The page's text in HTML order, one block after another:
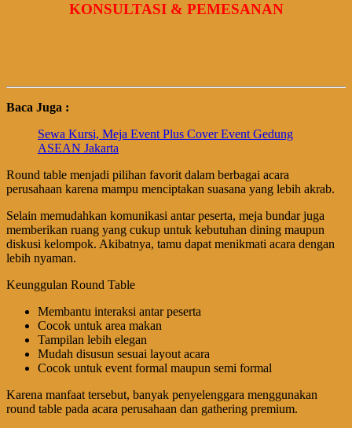
KONSULTASI & PEMESANAN
Baca Juga :
Sewa Kursi, Meja Event Plus Cover Event Gedung
ASEAN Jakarta
Round table menjadi pilihan favorit dalam berbagai acara
perusahaan karena mampu menciptakan suasana yang lebih akrab.
Selain memudahkan komunikasi antar peserta, meja bundar juga
memberikan ruang yang cukup untuk kebutuhan dining maupun
diskusi kelompok. Akibatnya, tamu dapat menikmati acara dengan
lebih nyaman.
Keunggulan Round Table
Membantu interaksi antar peserta
Cocok untuk area makan
Tampilan lebih elegan
Mudah disusun sesuai layout acara
Cocok untuk event formal maupun semi formal
Karena manfaat tersebut, banyak penyelenggara menggunakan
round table pada acara perusahaan dan gathering premium.